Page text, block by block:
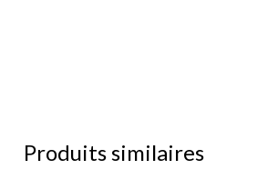
Produits similaires